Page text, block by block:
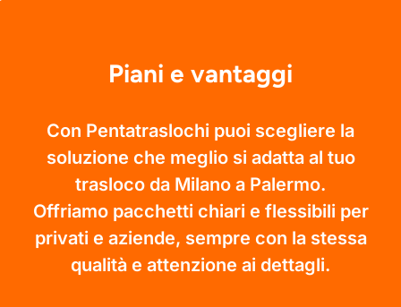
Piani e vantaggi
Con Pentatraslochi puoi scegliere la
soluzione che meglio si adatta al tuo
trasloco da Milano a Palermo.
Offriamo pacchetti chiari e flessibili per
privati e aziende, sempre con la stessa
qualità e attenzione ai dettagli.